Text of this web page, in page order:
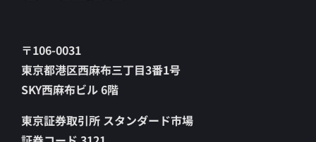
〒106-0031
東京都港区西麻布三丁目3番1号
SKY西麻布ビル 6階
東京証券取引所 スタンダード市場